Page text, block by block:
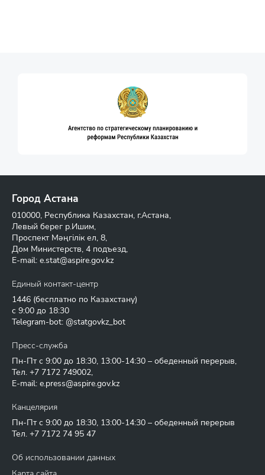
Город Астана
010000, Республика Казахстан, г.Астана,
Левый берег р.Ишим,
Проспект Мәңгілік ел, 8,
Дом Министерств, 4 подъезд,
E-mail: e.stat@aspire.gov.kz
Единый контакт-центр
1446 (бесплатно по Казахстану)
с 9:00 до 18:30
Telegram-bot: @statgovkz_bot
Пресс-служба
Пн-Пт с 9:00 до 18:30, 13:00-14:30 – обеденный перерыв,
Тел. +7 7172 749002,
E-mail: e.press@aspire.gov.kz
Канцелярия
Пн-Пт с 9:00 до 18:30, 13:00-14:30 – обеденный перерыв
Тел. +7 7172 74 95 47
Об использовании данных